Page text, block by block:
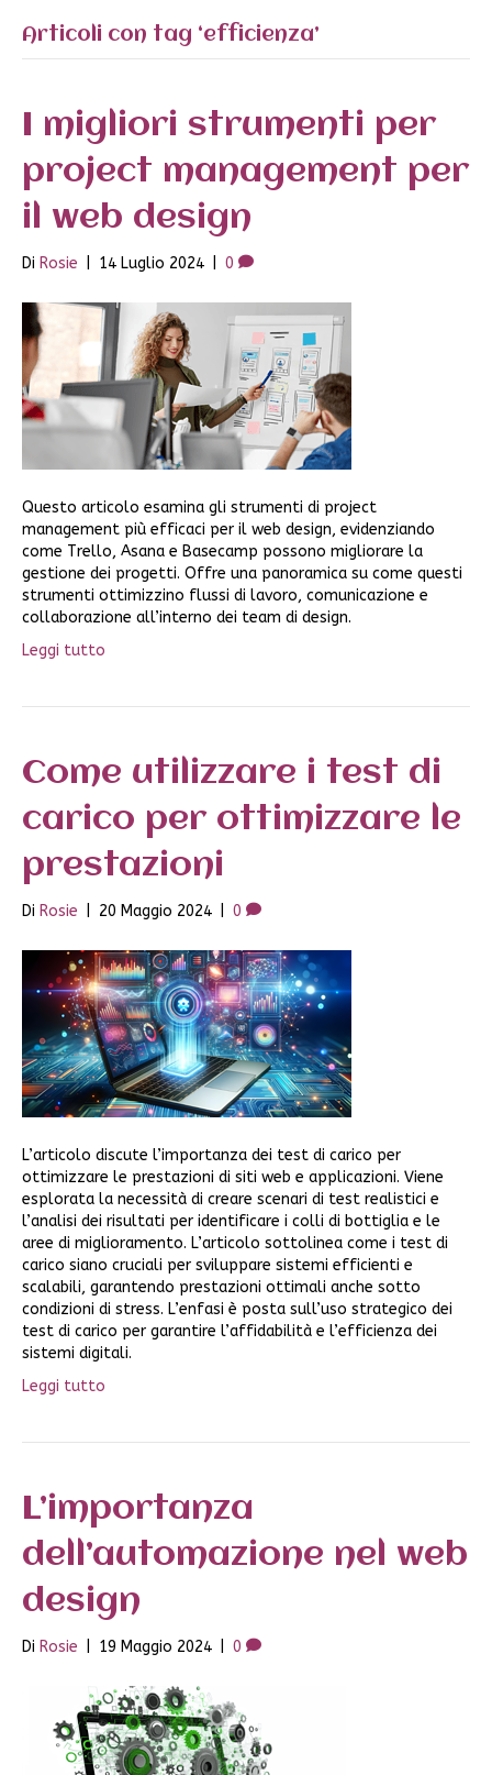
Articoli con tag ‘efficienza’
I migliori strumenti per
project management per
il web design
Di Rosie 14 Luglio 2024 0
Questo articolo esamina gli strumenti di project
management più efficaci per il web design, evidenziando
come Trello, Asana e Basecamp possono migliorare la
gestione dei progetti. Offre una panoramica su come questi
strumenti ottimizzino flussi di lavoro, comunicazione e
collaborazione all’interno dei team di design.
Leggi tutto
Come utilizzare i test di
carico per ottimizzare le
prestazioni
Di Rosie 20 Maggio 2024 0
L’articolo discute l’importanza dei test di carico per
ottimizzare le prestazioni di siti web e applicazioni. Viene
esplorata la necessità di creare scenari di test realistici e
l’analisi dei risultati per identificare i colli di bottiglia e le
aree di miglioramento. L’articolo sottolinea come i test di
carico siano cruciali per sviluppare sistemi efficienti e
scalabili, garantendo prestazioni ottimali anche sotto
condizioni di stress. L’enfasi è posta sull’uso strategico dei
test di carico per garantire l’affidabilità e l’efficienza dei
sistemi digitali.
Leggi tutto
L’importanza
dell’automazione nel web
design
Di Rosie 19 Maggio 2024 0